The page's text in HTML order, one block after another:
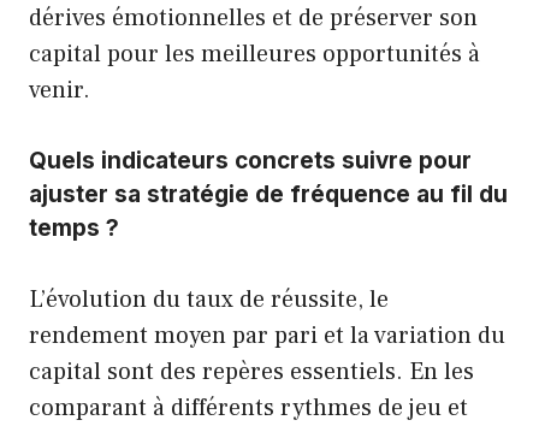
dérives émotionnelles et de préserver son
capital pour les meilleures opportunités à
venir.
Quels indicateurs concrets suivre pour
ajuster sa stratégie de fréquence au fil du
temps ?
L’évolution du taux de réussite, le
rendement moyen par pari et la variation du
capital sont des repères essentiels. En les
comparant à différents rythmes de jeu et